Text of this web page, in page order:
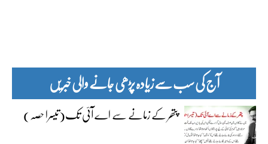
آج کی سب سے زیادہ پڑھی جانے والی خبریں
پتھر کے زمانے سے اے آئی تک(تیسرا حصہ)